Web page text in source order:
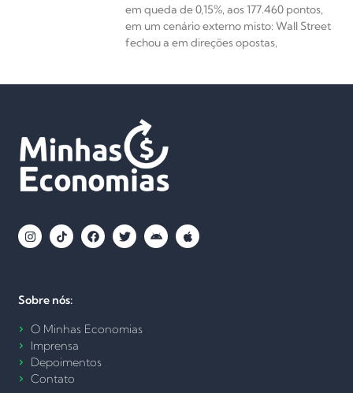
em queda de 0,15%, aos 177.460 pontos,
em um cenário externo misto: Wall Street
fechou a em direções opostas,
Sobre nós:
O Minhas Economias
Imprensa
Depoimentos
Contato